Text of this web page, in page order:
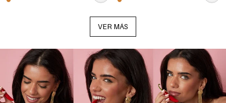
VER MÁS